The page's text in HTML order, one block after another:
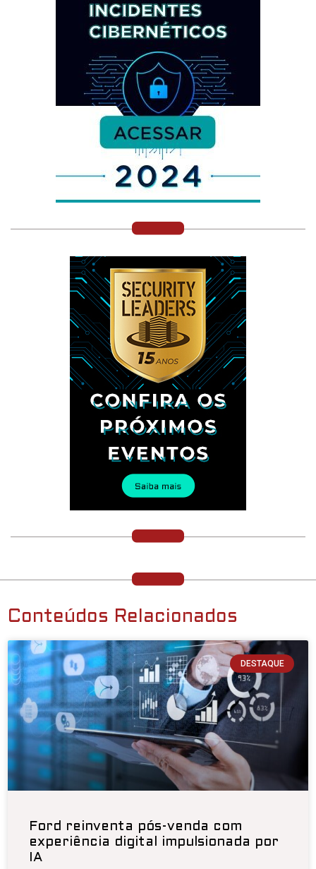
Conteúdos Relacionados
DESTAQUE
Ford reinventa pós-venda com
experiência digital impulsionada por
IA